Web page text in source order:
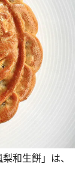
和生餅」は、